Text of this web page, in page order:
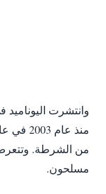
وانتشرت
من الشرطة.
مسلحون.